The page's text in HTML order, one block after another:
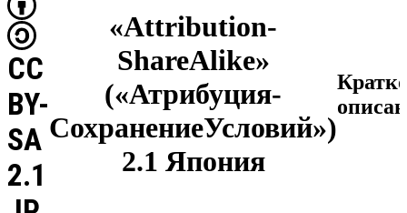
«Attribution-
ShareAlike»
(«Атрибуция-
СохранениеУсловий»)
2.1 Япония
CC
BY-
SA
2.1